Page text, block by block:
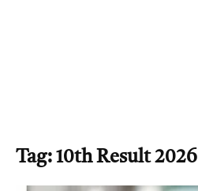
Tag: 10th Result 2026